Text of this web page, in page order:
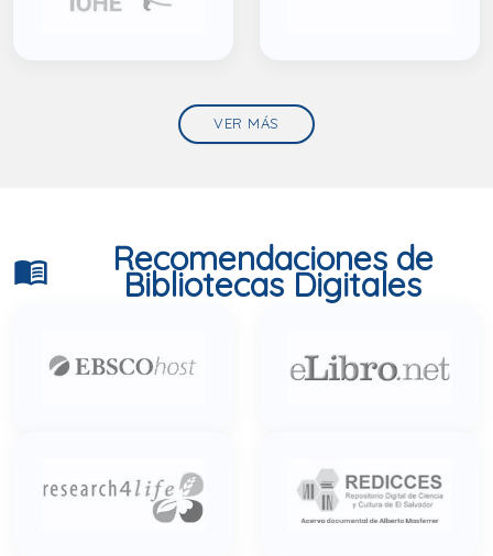
VER MÁS
menu_book Recomendaciones de
Bibliotecas Digitales